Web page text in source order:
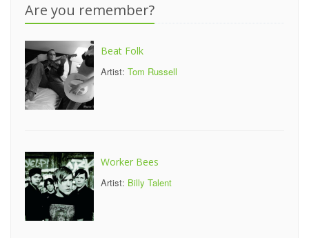
Are you remember?
Beat Folk
Artist: Tom Russell
Worker Bees
Artist: Billy Talent